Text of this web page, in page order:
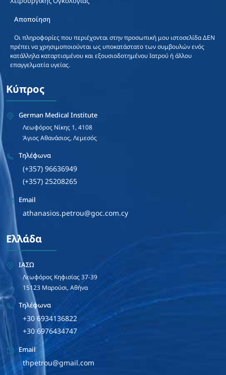
Αποποίηση
Οι πληροφορίες που περιέχονται στην προσωπική μου ιστοσελίδα ΔΕΝ
πρέπει να χρησιμοποιούνται ως υποκατάστατο των συμβουλών ενός
κατάλληλα καταρτισμένου και εξουσιοδοτημένου Ιατρού ή άλλου
επαγγελματία υγείας.
Κύπρος
German Medical Institute
Λεωφόρος Νίκης 1, 4108
Άγιος Αθανάσιος, Λεμεσός
Τηλέφωνα
(+357) 96636949
(+357) 25208265
Email
athanasios.petrou@goc.com.cy
Ελλάδα
ΙΑΣΩ
Λεωφόρος Κηφισίας 37-39
15123 Μαρούσι, Αθήνα
Τηλέφωνα
+30 6934136822
+30 6976434747
Email
thpetrou@gmail.com